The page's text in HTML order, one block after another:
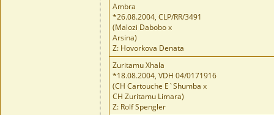
Ambra
*26.08.2004, CLP/RR/3491
(Malozi Dabobo x
Arsina)
Z: Hovorkova Denata
Zuritamu Xhala
*18.08.2004, VDH 04/0171916
(CH Cartouche E`Shumba x
CH Zuritamu Limara)
Z: Rolf Spengler